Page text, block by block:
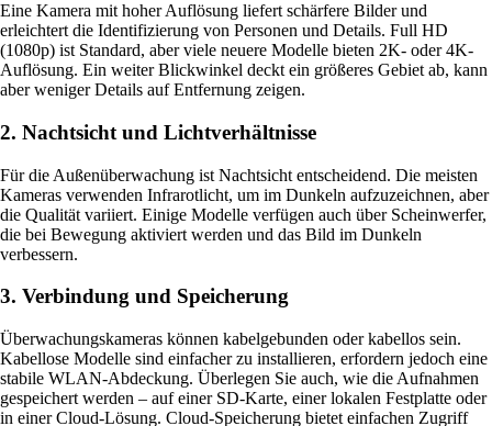
Eine Kamera mit hoher Auflösung liefert schärfere Bilder und
erleichtert die Identifizierung von Personen und Details. Full HD
(1080p) ist Standard, aber viele neuere Modelle bieten 2K- oder 4K-
Auflösung. Ein weiter Blickwinkel deckt ein größeres Gebiet ab, kann
aber weniger Details auf Entfernung zeigen.
2. Nachtsicht und Lichtverhältnisse
Für die Außenüberwachung ist Nachtsicht entscheidend. Die meisten
Kameras verwenden Infrarotlicht, um im Dunkeln aufzuzeichnen, aber
die Qualität variiert. Einige Modelle verfügen auch über Scheinwerfer,
die bei Bewegung aktiviert werden und das Bild im Dunkeln
verbessern.
3. Verbindung und Speicherung
Überwachungskameras können kabelgebunden oder kabellos sein.
Kabellose Modelle sind einfacher zu installieren, erfordern jedoch eine
stabile WLAN-Abdeckung. Überlegen Sie auch, wie die Aufnahmen
gespeichert werden – auf einer SD-Karte, einer lokalen Festplatte oder
in einer Cloud-Lösung. Cloud-Speicherung bietet einfachen Zugriff